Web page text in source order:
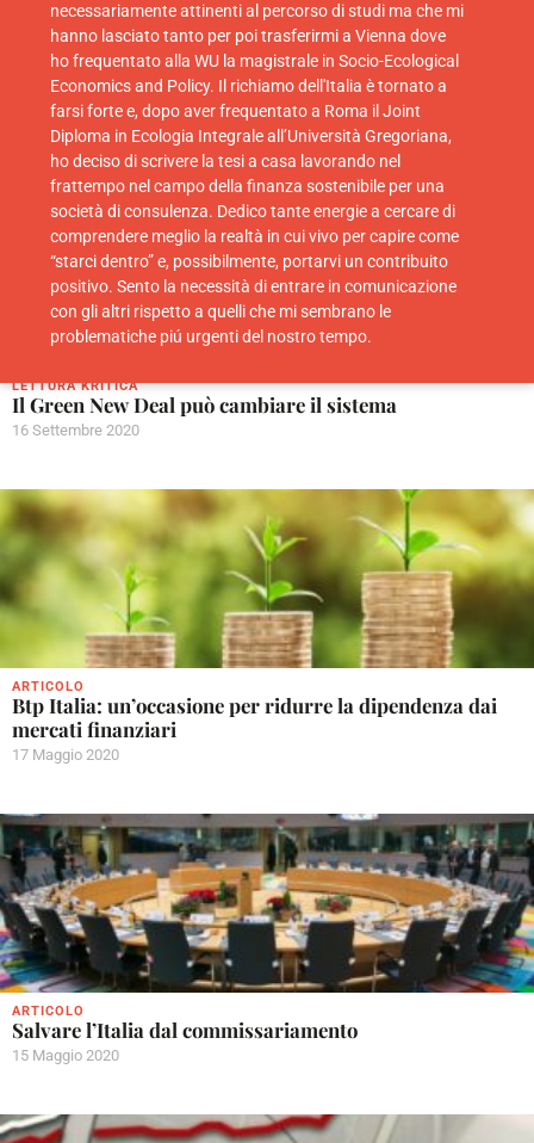
necessariamente attinenti al percorso di studi ma che mi
hanno lasciato tanto per poi trasferirmi a Vienna dove
ho frequentato alla WU la magistrale in Socio-Ecological
Economics and Policy. Il richiamo dell'Italia è tornato a
farsi forte e, dopo aver frequentato a Roma il Joint
Diploma in Ecologia Integrale all’Università Gregoriana,
ho deciso di scrivere la tesi a casa lavorando nel
frattempo nel campo della finanza sostenibile per una
società di consulenza. Dedico tante energie a cercare di
comprendere meglio la realtà in cui vivo per capire come
“starci dentro” e, possibilmente, portarvi un contribuito
positivo. Sento la necessità di entrare in comunicazione
con gli altri rispetto a quelli che mi sembrano le
problematiche piú urgenti del nostro tempo.
La tecnica non è mai neutrale. Guida critica alla
Draghi-mania
3 Febbraio 2021
LETTURA KRITICA
Il Green New Deal può cambiare il sistema
16 Settembre 2020
ARTICOLO
Btp Italia: un’occasione per ridurre la dipendenza dai
mercati finanziari
17 Maggio 2020
ARTICOLO
Salvare l’Italia dal commissariamento
15 Maggio 2020